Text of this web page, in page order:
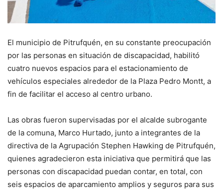
El municipio de Pitrufquén, en su constante preocupación
por las personas en situación de discapacidad, habilitó
cuatro nuevos espacios para el estacionamiento de
vehículos especiales alrededor de la Plaza Pedro Montt, a
fin de facilitar el acceso al centro urbano.
Las obras fueron supervisadas por el alcalde subrogante
de la comuna, Marco Hurtado, junto a integrantes de la
directiva de la Agrupación Stephen Hawking de Pitrufquén,
quienes agradecieron esta iniciativa que permitirá que las
personas con discapacidad puedan contar, en total, con
seis espacios de aparcamiento amplios y seguros para sus